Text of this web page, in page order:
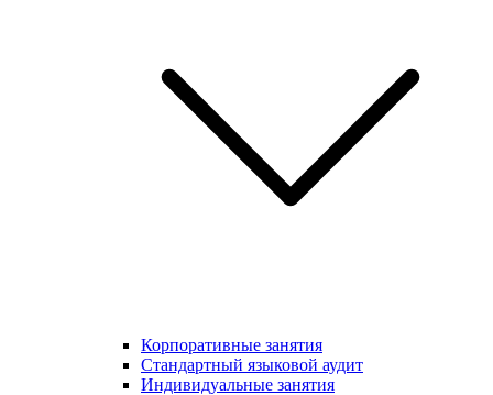
Корпоративные занятия
Стандартный языковой аудит
Индивидуальные занятия